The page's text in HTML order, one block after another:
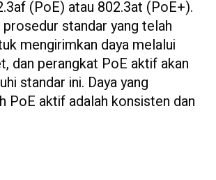
(PoE) atau 802.3at (PoE+).
standar yang telah
mengirimkan daya melalui
dan perangkat PoE aktif akan
standar ini. Daya yang
PoE aktif adalah konsisten dan